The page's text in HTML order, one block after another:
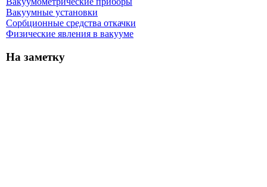
Вакуумные установки
Сорбционные средства откачки
Физические явления в вакууме
На заметку